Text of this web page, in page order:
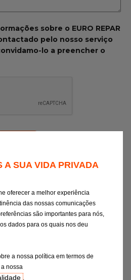
sobre o EURO REPAR
pelo nosso serviço
lo a preencher o
canais, aceito o
de Consentimento
retirar o meu
qualquer altura
não deverá
anterior à sua
A SUA VIDA PRIVADA
oferecer a melhor experiência
das nossas comunicações
são importantes para nós,
dados para os quais nos deu
a nossa política em termos de
nossa
.